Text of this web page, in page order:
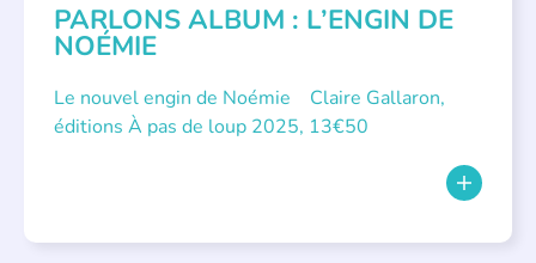
PARLONS ALBUM : L’ENGIN DE
NOÉMIE
Le nouvel engin de Noémie Claire Gallaron,
éditions À pas de loup 2025, 13€50